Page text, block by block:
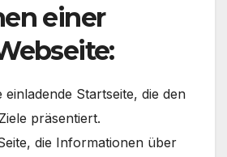
einer
einladende Startseite, die den
präsentiert.
die Informationen über